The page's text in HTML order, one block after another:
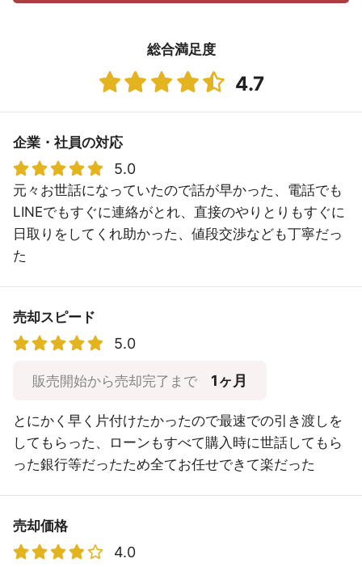
総合満足度
4.7
企業・社員の対応
5.0
元々お世話になっていたので話が早かった、電話でも
LINEでもすぐに連絡がとれ、直接のやりとりもすぐに
日取りをしてくれ助かった、値段交渉なども丁寧だっ
た
売却スピード
5.0
販売開始から売却完了まで 1ヶ月
とにかく早く片付けたかったので最速での引き渡しを
してもらった、ローンもすべて購入時に世話してもら
った銀行等だったため全てお任せできて楽だった
売却価格
4.0